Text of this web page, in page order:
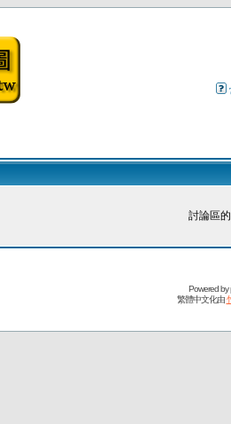
討論區
Powered by
繁體中文化由